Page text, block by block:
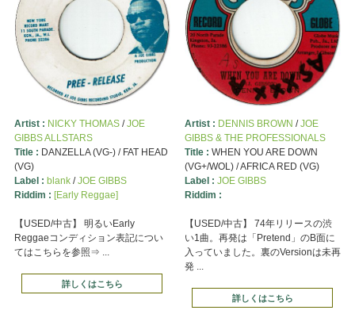
Artist : NICKY THOMAS/JOE
GIBBS ALLSTARS
Title : DANZELLA (VG-) / FAT HEAD
(VG)
Label : blank/JOE GIBBS
Riddim : [Early Reggae]
【USED/中古】 明るいEarly
Reggaeコンディション表記につい
てはこちらを参照⇒ ...
詳しくはこちら
Artist : DENNIS BROWN /JOE
GIBBS & THE PROFESSIONALS
Title : WHEN YOU ARE DOWN
(VG+/WOL) / AFRICA RED (VG)
Label : JOE GIBBS
Riddim :
【USED/中古】 74年リリースの渋
い1曲。再発は「Pretend」のB面に
入っていました。裏のVersionは未再
発 ...
詳しくはこちら